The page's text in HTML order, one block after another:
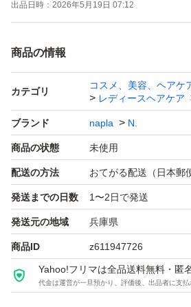
出品日時： 2026年5月19日 07:12
商品の情報
カテゴリ
コスメ、美容、ヘアケ
レディースヘアケア
ブランド napla N.
商品の状態 未使用
配送の方法 おてがる配送（日本郵
発送までの日数 1〜2日で発送
発送元の地域 兵庫県
商品ID z611947726
Yahoo!フリマは全品送料無料・匿
代金は運営が一旦預かり、評価後、出品者に支